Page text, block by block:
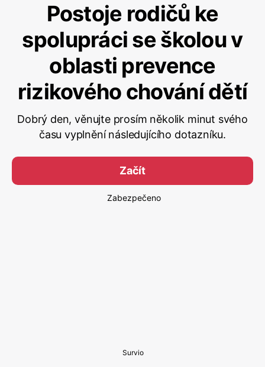
Postoje rodičů ke
spolupráci se školou v
oblasti prevence
rizikového chování dětí
Dobrý den, věnujte prosím několik minut svého
času vyplnění následujícího dotazníku.
Začít
Zabezpečeno
Survio